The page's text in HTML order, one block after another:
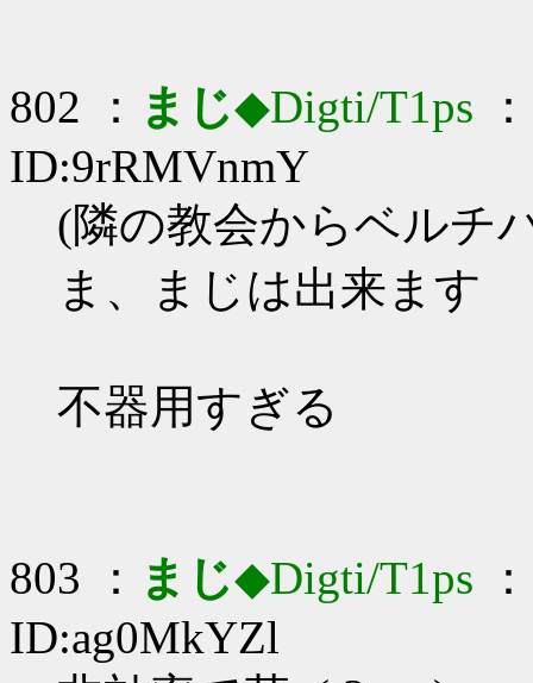
802 ： まじ◆Digti/T1ps
ID:9rRMVnmY
(隣の教会からベルチ
ま、まじは出来ます
不器用すぎる
803 ： まじ◆Digti/T1ps
ID:ag0MkYZl